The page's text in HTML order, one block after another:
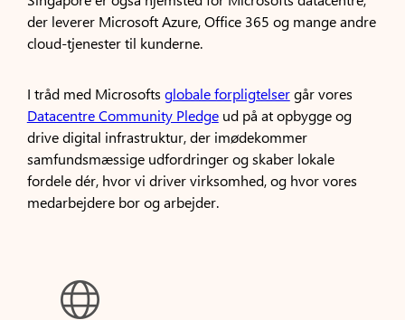
der leverer Microsoft Azure, Office 365 og mange andre
cloud-tjenester til kunderne.
I tråd med Microsofts globale forpligtelsergår vores
Datacentre Community Pledgeud på at opbygge og
drive digital infrastruktur, der imødekommer
samfundsmæssige udfordringer og skaber lokale
fordele dér, hvor vi driver virksomhed, og hvor vores
medarbejdere bor og arbejder.
